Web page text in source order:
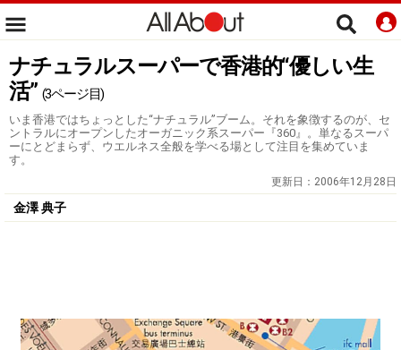
ナチュラルスーパーで香港的“優しい生
活” (3ページ目)
いま香港ではちょっとした“ナチュラル”ブーム。それを象徴するのが、セ
ントラルにオープンしたオーガニック系スーパー『360』。単なるスーパ
ーにとどまらず、ウエルネス全般を学べる場として注目を集めていま
す。
更新日： 2006年12月28日
金澤 典子